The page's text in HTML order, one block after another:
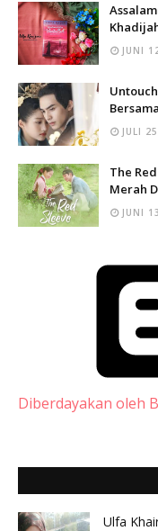
JUNI
Bersama
JULI
The
Merah
JUNI
Diberdayakan oleh
Ulfa